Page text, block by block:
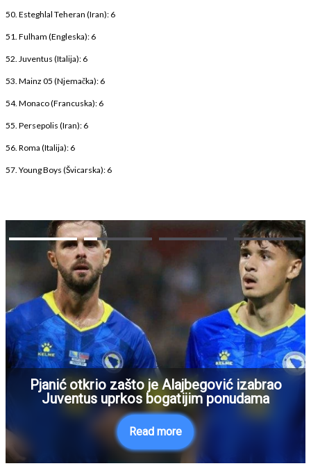
50. Esteghlal Teheran (Iran): 6
51. Fulham (Engleska): 6
52. Juventus (Italija): 6
53. Mainz 05 (Njemačka): 6
54. Monaco (Francuska): 6
55. Persepolis (Iran): 6
56. Roma (Italija): 6
57. Young Boys (Švicarska): 6
Pjanić otkrio zašto je Alajbegović izabrao
Juventus uprkos bogatijim ponudama
Read more